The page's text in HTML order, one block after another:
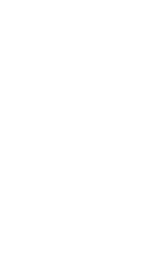
Ministri Christi sunt?
ego: in laboribus
abundantius, in
a Iudaeis quinquies
ter virgis caesus sum,
naufragium feci,
in itineribus saepe,
latronum, periculis ex